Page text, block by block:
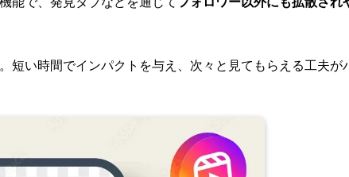
短い時間でインパクトを与え、次々と見てもらえる工夫が